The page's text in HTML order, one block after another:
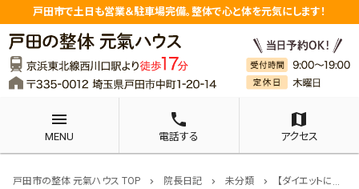
戸田市で土日も営業＆駐車場完備。整体で心と体を元気にします！
menu
MENU
phone
電話する
map
アクセス
戸田市の整体 元氣ハウス TOP chevron_right 院長日記 chevron_right 未分類 chevron_right 【ダイエットに興味がありますか？】